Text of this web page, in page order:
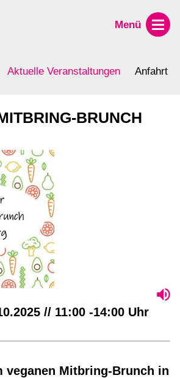
Menü
Aktuelle Veranstaltungen Anfahrt
BRUNCH
// 11:00 -14:00 Uhr
veganen Mitbring-Brunch in